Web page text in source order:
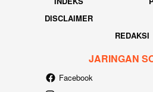
DISCLAIMER
REDAKSI
JARINGAN
Facebook